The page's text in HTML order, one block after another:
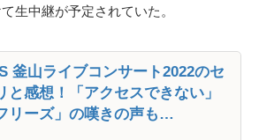
生中継が予定されていた。
釜山ライブコンサート2022のセ
と感想！「アクセスできない」
リーズ」の嘆きの声も…